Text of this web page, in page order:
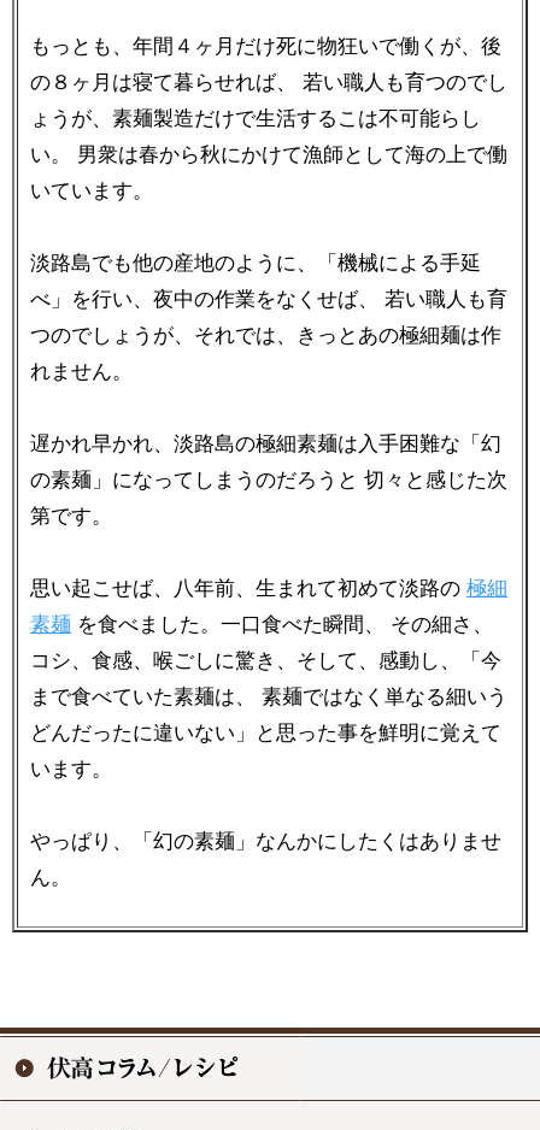
もっとも、年間４ヶ月だけ死に物狂いで働くが、後
の８ヶ月は寝て暮らせれば、 若い職人も育つのでし
ょうが、素麺製造だけで生活するこは不可能らし
い。 男衆は春から秋にかけて漁師として海の上で働
いています。
淡路島でも他の産地のように、「機械による手延
べ」を行い、夜中の作業をなくせば、 若い職人も育
つのでしょうが、それでは、きっとあの極細麺は作
れません。
遅かれ早かれ、淡路島の極細素麺は入手困難な「幻
の素麺」になってしまうのだろうと 切々と感じた次
第です。
思い起こせば、八年前、生まれて初めて淡路の 極細
素麺 を食べました。一口食べた瞬間、 その細さ、
コシ、食感、喉ごしに驚き、そして、感動し、「今
まで食べていた素麺は、 素麺ではなく単なる細いう
どんだったに違いない」と思った事を鮮明に覚えて
います。
やっぱり、「幻の素麺」なんかにしたくはありませ
ん。